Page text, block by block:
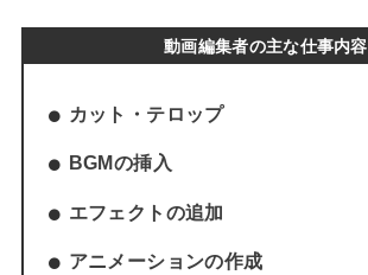
動画編集者の主な仕事内容
カット・テロップ
BGMの挿入
エフェクトの追加
アニメーションの作成